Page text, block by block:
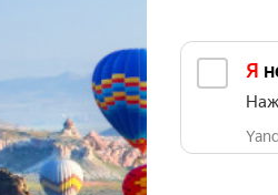
Я